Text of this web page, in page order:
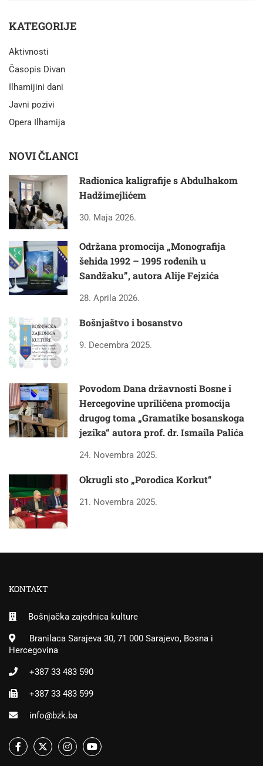
KATEGORIJE
Aktivnosti
Časopis Divan
Ilhamijini dani
Javni pozivi
Opera Ilhamija
NOVI ČLANCI
Radionica kaligrafije s Abdulhakom
Hadžimejlićem
30. Maja 2026.
Održana promocija „Monografija
šehida 1992 – 1995 rođenih u
Sandžaku”, autora Alije Fejzića
28. Aprila 2026.
Bošnjaštvo i bosanstvo
9. Decembra 2025.
Povodom Dana državnosti Bosne i
Hercegovine upriličena promocija
drugog toma „Gramatike bosanskoga
jezika“ autora prof. dr. Ismaila Palića
24. Novembra 2025.
Okrugli sto „Porodica Korkut“
21. Novembra 2025.
KONTAKT
Bošnjačka zajednica kulture
Branilaca Sarajeva 30, 71 000 Sarajevo, Bosna i
Hercegovina
+387 33 483 590
+387 33 483 599
info@bzk.ba